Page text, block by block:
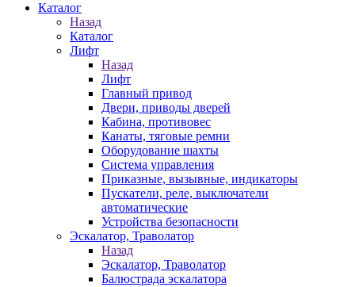
Каталог
Назад
Каталог
Лифт
Назад
Лифт
Главный привод
Двери, приводы дверей
Кабина, противовес
Канаты, тяговые ремни
Оборудование шахты
Система управления
Приказные, вызывные, индикаторы
Пускатели, реле, выключатели
автоматические
Устройства безопасности
Эскалатор, Траволатор
Назад
Эскалатор, Траволатор
Балюстрада эскалатора